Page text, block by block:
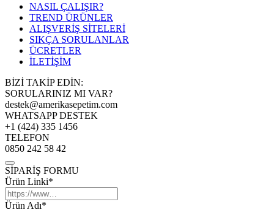
NASIL ÇALIŞIR?
TREND ÜRÜNLER
ALIŞVERİŞ SİTELERİ
SIKÇA SORULANLAR
ÜCRETLER
İLETİŞİM
BİZİ TAKİP EDİN:
SORULARINIZ MI VAR?
destek@amerikasepetim.com
WHATSAPP DESTEK
+1 (424) 335 1456
TELEFON
0850 242 58 42
SİPARİŞ FORMU
Ürün Linki*
Ürün Adı*